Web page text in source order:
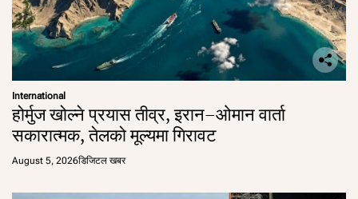
International
होर्मुज खोल्ने प्रयास तीव्र, इरान–ओमान वार्ता
सकारात्मक, तेलको मूल्यमा गिरावट
August 5, 2026डिजिटल खबर